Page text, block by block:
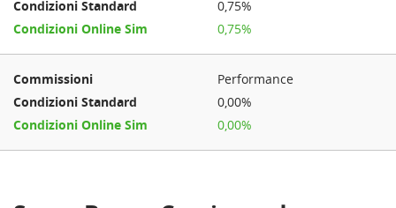
0,75%
0,75%
Performance
0,00%
0,00%